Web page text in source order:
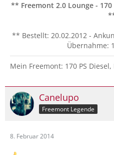
** Freemont 2.0 Lounge -
** Bestellt: 20.02.2012 -
Übernahme:
Mein Freemont: 170 PS
Canelupo
Freemont Legende
8. Februar 2014